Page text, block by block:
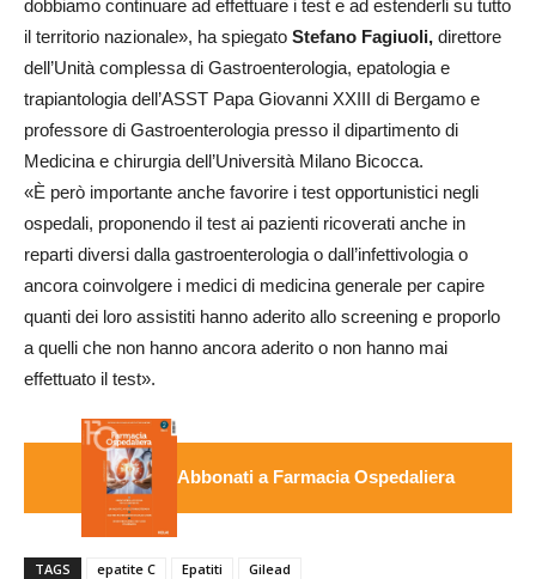
dobbiamo continuare ad effettuare i test e ad estenderli su tutto
il territorio nazionale», ha spiegato Stefano Fagiuoli, direttore
dell’Unità complessa di Gastroenterologia, epatologia e
trapiantologia dell’ASST Papa Giovanni XXIII di Bergamo e
professore di Gastroenterologia presso il dipartimento di
Medicina e chirurgia dell’Università Milano Bicocca.
«È però importante anche favorire i test opportunistici negli
ospedali, proponendo il test ai pazienti ricoverati anche in
reparti diversi dalla gastroenterologia o dall’infettivologia o
ancora coinvolgere i medici di medicina generale per capire
quanti dei loro assistiti hanno aderito allo screening e proporlo
a quelli che non hanno ancora aderito o non hanno mai
effettuato il test».
Abbonati a Farmacia Ospedaliera
TAGS epatite C Epatiti
Gilead